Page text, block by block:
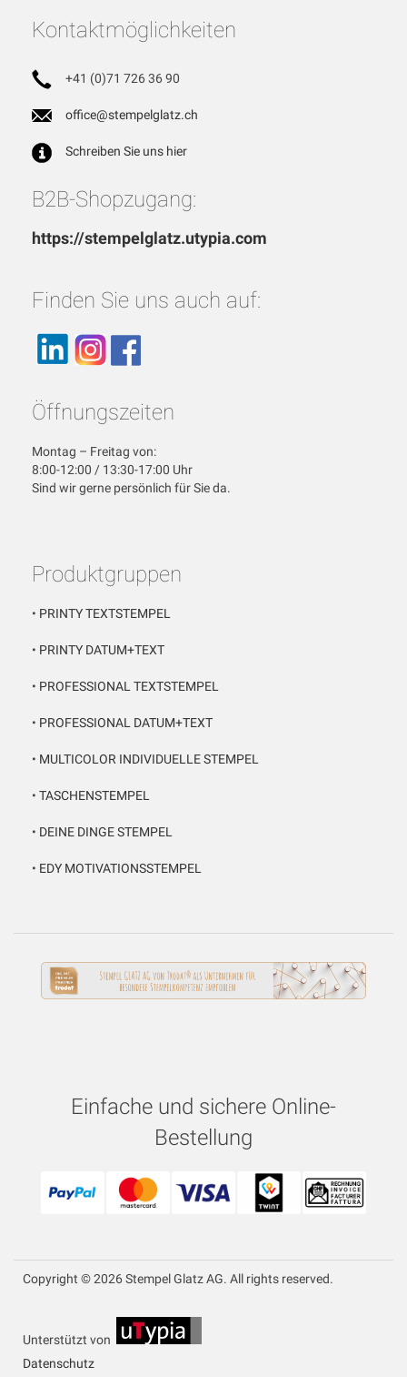
Kontaktmöglichkeiten
+41 (0)71 726 36 90
office@stempelglatz.ch
Schreiben Sie uns hier
B2B-Shopzugang:
https://stempelglatz.utypia.com
Finden Sie uns auch auf:
Öffnungszeiten
Montag – Freitag von:
8:00-12:00 / 13:30-17:00 Uhr
Sind wir gerne persönlich für Sie da.
Produktgruppen
• PRINTY TEXTSTEMPEL
• PRINTY DATUM+TEXT
• PROFESSIONAL TEXTSTEMPEL
• PROFESSIONAL DATUM+TEXT
• MULTICOLOR INDIVIDUELLE STEMPEL
• TASCHENSTEMPEL
• DEINE DINGE STEMPEL
• EDY MOTIVATIONSSTEMPEL
Einfache und sichere Online-
Bestellung
Copyright © 2026 Stempel Glatz AG. All rights reserved.
Unterstützt von
Datenschutz